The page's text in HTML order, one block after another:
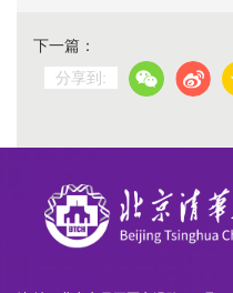
下一篇：
分享到: